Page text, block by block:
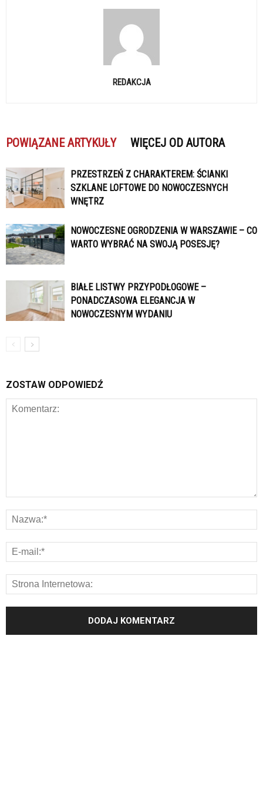
REDAKCJA
POWIĄZANE ARTYKUŁY WIĘCEJ OD AUTORA
PRZESTRZEŃ Z CHARAKTEREM: ŚCIANKI
SZKLANE LOFTOWE DO NOWOCZESNYCH
WNĘTRZ
NOWOCZESNE OGRODZENIA W WARSZAWIE – CO
WARTO WYBRAĆ NA SWOJĄ POSESJĘ?
BIAŁE LISTWY PRZYPODŁOGOWE –
PONADCZASOWA ELEGANCJA W
NOWOCZESNYM WYDANIU
ZOSTAW ODPOWIEDŹ